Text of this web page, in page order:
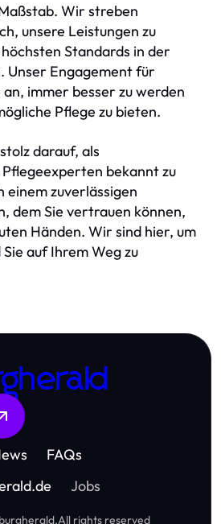
Wir streben
unsere Leistungen zu
Standards in der
Unser Engagement für
immer besser zu werden
Pflege zu bieten.
darauf, als
bekannt zu
einem zuverlässigen
dem Sie vertrauen können,
Händen. Wir sind hier, um
auf Ihrem Weg zu
FAQs
Jobs
.All rights reserved